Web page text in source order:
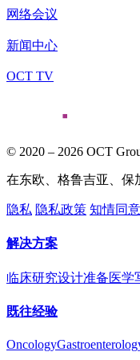
网络会议
新闻中心
OCT TV
© 2020 – 2026 OCT
在东欧、格鲁吉亚、保
隐私 隐私政策 知情同意
解决方案
临床研究设计准备医学
既往经验
Oncology